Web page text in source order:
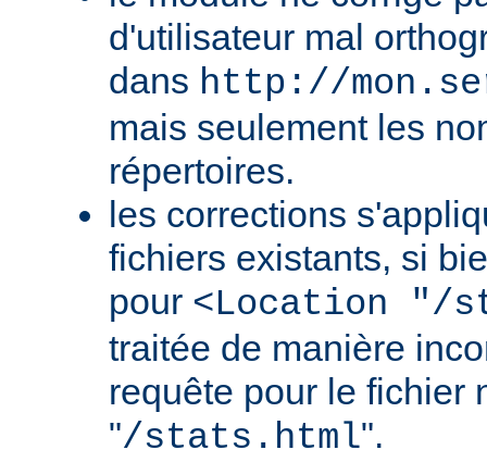
d'utilisateur mal
dans http://
mais seulement les
répertoires.
les corrections
fichiers existants, si
pour <Location "/
traitée de manière
requête pour le fichier
"/stats.html".